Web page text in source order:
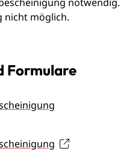
nicht möglich.
Formulare